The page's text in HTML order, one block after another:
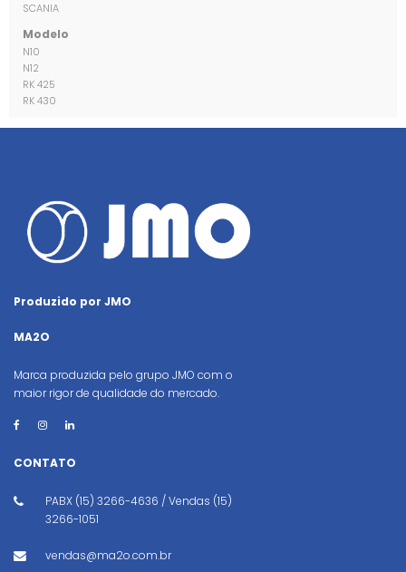
SCANIA
Modelo
N10
N12
RK 425
RK 430
Produzido por JMO
MA2O
Marca produzida pelo grupo JMO com o
maior rigor de qualidade do mercado.
CONTATO
PABX (15) 3266-4636 / Vendas (15)
3266-1051
vendas@ma2o.com.br